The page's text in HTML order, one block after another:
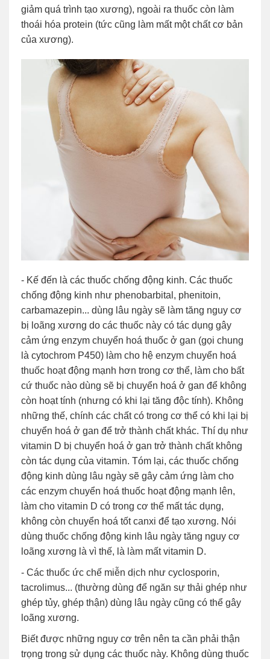
giảm quá trình tạo xương), ngoài ra thuốc còn làm
thoái hóa protein (tức cũng làm mất một chất cơ bản
của xương).
- Kế đến là các thuốc chống động kinh. Các thuốc
chống động kinh như phenobarbital, phenitoin,
carbamazepin... dùng lâu ngày sẽ làm tăng nguy cơ
bị loãng xương do các thuốc này có tác dụng gây
cảm ứng enzym chuyển hoá thuốc ở gan (gọi chung
là cytochrom P450) làm cho hệ enzym chuyển hoá
thuốc hoạt động mạnh hơn trong cơ thể, làm cho bất
cứ thuốc nào dùng sẽ bị chuyển hoá ở gan để không
còn hoạt tính (nhưng có khi lại tăng độc tính). Không
những thế, chính các chất có trong cơ thể có khi lại bị
chuyển hoá ở gan để trở thành chất khác. Thí dụ như
vitamin D bị chuyển hoá ở gan trở thành chất không
còn tác dụng của vitamin. Tóm lại, các thuốc chống
động kinh dùng lâu ngày sẽ gây cảm ứng làm cho
các enzym chuyển hoá thuốc hoạt động mạnh lên,
làm cho vitamin D có trong cơ thể mất tác dụng,
không còn chuyển hoá tốt canxi để tạo xương. Nói
dùng thuốc chống động kinh lâu ngày tăng nguy cơ
loãng xương là vì thế, là làm mất vitamin D.
- Các thuốc ức chế miễn dịch như cyclosporin,
tacrolimus... (thường dùng để ngăn sự thải ghép như
ghép tủy, ghép thận) dùng lâu ngày cũng có thể gây
loãng xương.
Biết được những nguy cơ trên nên ta cần phải thận
trọng trong sử dụng các thuốc này. Không dùng thuốc